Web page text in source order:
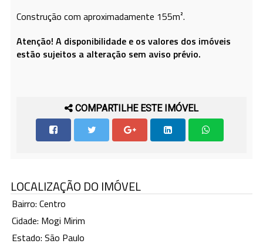
Construção com aproximadamente 155m².
Atenção! A disponibilidade e os valores dos imóveis
estão sujeitos a alteração sem aviso prévio.
COMPARTILHE ESTE IMÓVEL
LOCALIZAÇÃO DO IMÓVEL
Bairro: Centro
Cidade: Mogi Mirim
Estado: São Paulo